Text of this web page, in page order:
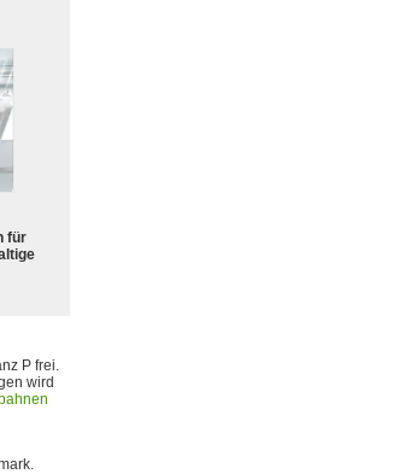
für
P frei.
wird